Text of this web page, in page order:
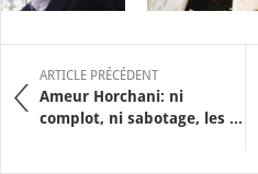
ARTICLE PRÉCÉDENT
Ameur Horchani: ni
complot, ni sabotage, les ...